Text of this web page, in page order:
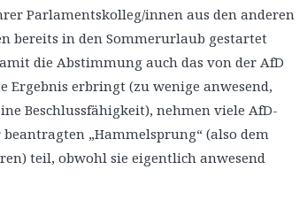
Parlamentskolleg/innen aus den anderen
bereits in den Sommerurlaub gestartet
die Abstimmung auch das von der AfD
Ergebnis erbringt (zu wenige anwesend,
Beschlussfähigkeit), nehmen viele AfD-
„Hammelsprung“ (also dem
teil, obwohl sie eigentlich anwesend